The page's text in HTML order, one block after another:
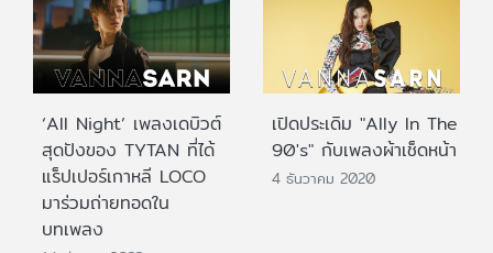
‘All Night’ เพลงเดบิวต์
สุดปังของ TYTAN ที่ได้
แร็ปเปอร์เกาหลี LOCO
มาร่วมถ่ายทอดใน
บทเพลง
เปิดประเดิม "Ally In The
90's" กับเพลงผ้าเช็ดหน้า
4 ธันวาคม 2020